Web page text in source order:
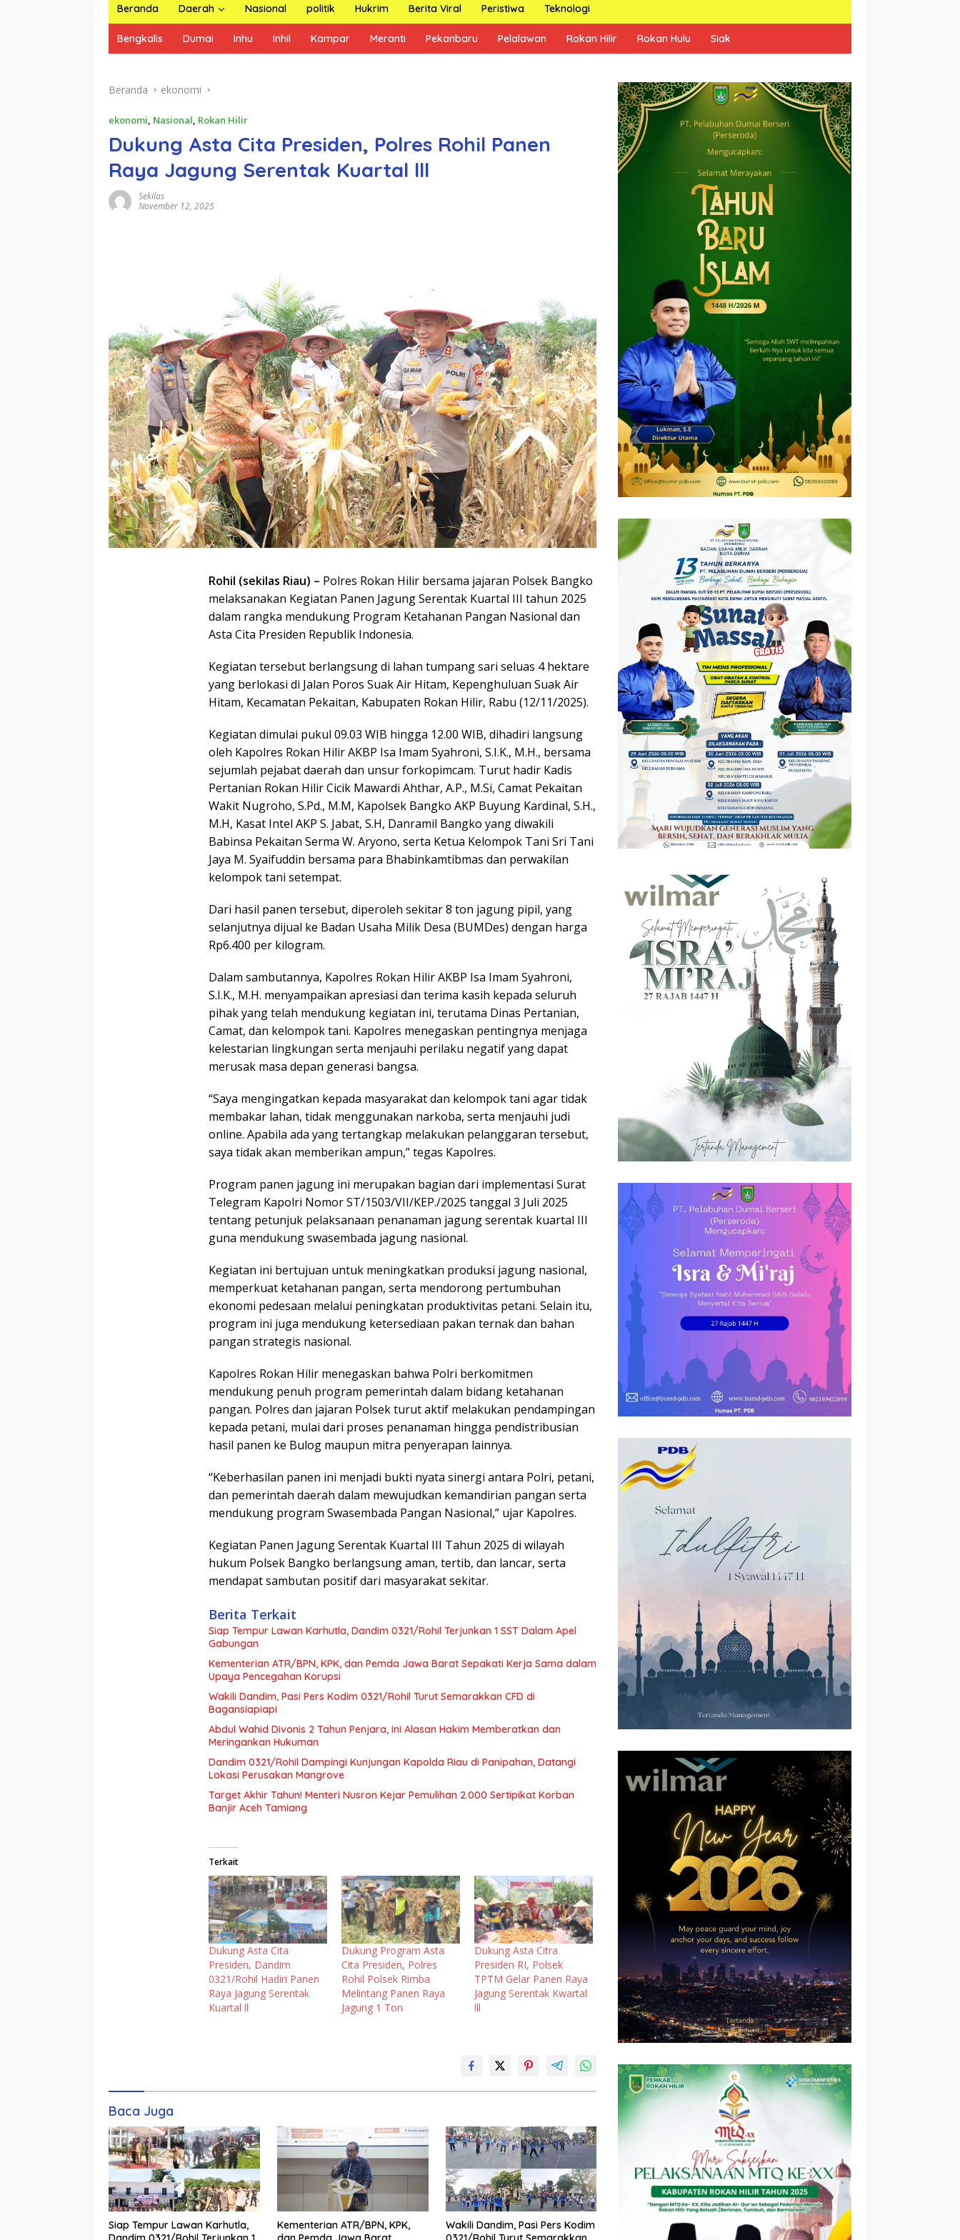
Beranda Daerah Nasional politik Hukrim Berita Viral Peristiwa Teknologi
Bengkalis Dumai Inhu Inhil Kampar Meranti Pekanbaru Pelalawan Rokan Hilir Rokan Hulu Siak
Beranda ekonomi
ekonomi, Nasional, Rokan Hilir
Dukung Asta Cita Presiden, Polres Rohil Panen
Raya Jagung Serentak Kuartal lll
Sekilas
November 12, 2025
Rohil (sekilas Riau) – Polres Rokan Hilir bersama jajaran Polsek Bangko
melaksanakan Kegiatan Panen Jagung Serentak Kuartal III tahun 2025
dalam rangka mendukung Program Ketahanan Pangan Nasional dan
Asta Cita Presiden Republik Indonesia.
Kegiatan tersebut berlangsung di lahan tumpang sari seluas 4 hektare
yang berlokasi di Jalan Poros Suak Air Hitam, Kepenghuluan Suak Air
Hitam, Kecamatan Pekaitan, Kabupaten Rokan Hilir, Rabu (12/11/2025).
Kegiatan dimulai pukul 09.03 WIB hingga 12.00 WIB, dihadiri langsung
oleh Kapolres Rokan Hilir AKBP Isa Imam Syahroni, S.I.K., M.H., bersama
sejumlah pejabat daerah dan unsur forkopimcam. Turut hadir Kadis
Pertanian Rokan Hilir Cicik Mawardi Ahthar, A.P., M.Si, Camat Pekaitan
Wakit Nugroho, S.Pd., M.M, Kapolsek Bangko AKP Buyung Kardinal, S.H.,
M.H, Kasat Intel AKP S. Jabat, S.H, Danramil Bangko yang diwakili
Babinsa Pekaitan Serma W. Aryono, serta Ketua Kelompok Tani Sri Tani
Jaya M. Syaifuddin bersama para Bhabinkamtibmas dan perwakilan
kelompok tani setempat.
Dari hasil panen tersebut, diperoleh sekitar 8 ton jagung pipil, yang
selanjutnya dijual ke Badan Usaha Milik Desa (BUMDes) dengan harga
Rp6.400 per kilogram.
Dalam sambutannya, Kapolres Rokan Hilir AKBP Isa Imam Syahroni,
S.I.K., M.H. menyampaikan apresiasi dan terima kasih kepada seluruh
pihak yang telah mendukung kegiatan ini, terutama Dinas Pertanian,
Camat, dan kelompok tani. Kapolres menegaskan pentingnya menjaga
kelestarian lingkungan serta menjauhi perilaku negatif yang dapat
merusak masa depan generasi bangsa.
“Saya mengingatkan kepada masyarakat dan kelompok tani agar tidak
membakar lahan, tidak menggunakan narkoba, serta menjauhi judi
online. Apabila ada yang tertangkap melakukan pelanggaran tersebut,
saya tidak akan memberikan ampun,” tegas Kapolres.
Program panen jagung ini merupakan bagian dari implementasi Surat
Telegram Kapolri Nomor ST/1503/VII/KEP./2025 tanggal 3 Juli 2025
tentang petunjuk pelaksanaan penanaman jagung serentak kuartal III
guna mendukung swasembada jagung nasional.
Kegiatan ini bertujuan untuk meningkatkan produksi jagung nasional,
memperkuat ketahanan pangan, serta mendorong pertumbuhan
ekonomi pedesaan melalui peningkatan produktivitas petani. Selain itu,
program ini juga mendukung ketersediaan pakan ternak dan bahan
pangan strategis nasional.
Kapolres Rokan Hilir menegaskan bahwa Polri berkomitmen
mendukung penuh program pemerintah dalam bidang ketahanan
pangan. Polres dan jajaran Polsek turut aktif melakukan pendampingan
kepada petani, mulai dari proses penanaman hingga pendistribusian
hasil panen ke Bulog maupun mitra penyerapan lainnya.
“Keberhasilan panen ini menjadi bukti nyata sinergi antara Polri, petani,
dan pemerintah daerah dalam mewujudkan kemandirian pangan serta
mendukung program Swasembada Pangan Nasional,” ujar Kapolres.
Kegiatan Panen Jagung Serentak Kuartal III Tahun 2025 di wilayah
hukum Polsek Bangko berlangsung aman, tertib, dan lancar, serta
mendapat sambutan positif dari masyarakat sekitar.
Berita Terkait
Siap Tempur Lawan Karhutla, Dandim 0321/Rohil Terjunkan 1 SST Dalam Apel
Gabungan
Kementerian ATR/BPN, KPK, dan Pemda Jawa Barat Sepakati Kerja Sama dalam
Upaya Pencegahan Korupsi
Wakili Dandim, Pasi Pers Kodim 0321/Rohil Turut Semarakkan CFD di
Bagansiapiapi
Abdul Wahid Divonis 2 Tahun Penjara, Ini Alasan Hakim Memberatkan dan
Meringankan Hukuman
Dandim 0321/Rohil Dampingi Kunjungan Kapolda Riau di Panipahan, Datangi
Lokasi Perusakan Mangrove
Target Akhir Tahun! Menteri Nusron Kejar Pemulihan 2.000 Sertipikat Korban
Banjir Aceh Tamiang
Terkait
Dukung Asta Cita
Presiden, Dandim
0321/Rohil Hadiri Panen
Raya Jagung Serentak
Kuartal ll
Dukung Program Asta
Cita Presiden, Polres
Rohil Polsek Rimba
Melintang Panen Raya
Jagung 1 Ton
Dukung Asta Citra
Presiden RI, Polsek
TPTM Gelar Panen Raya
Jagung Serentak Kwartal
lll
Baca Juga
Siap Tempur Lawan Karhutla,
Kementerian ATR/BPN, KPK,
Wakili Dandim, Pasi Pers Kodim